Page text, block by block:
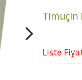
Timuçin
Liste